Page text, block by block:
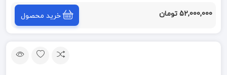
52,000,000 تومان خرید محصول